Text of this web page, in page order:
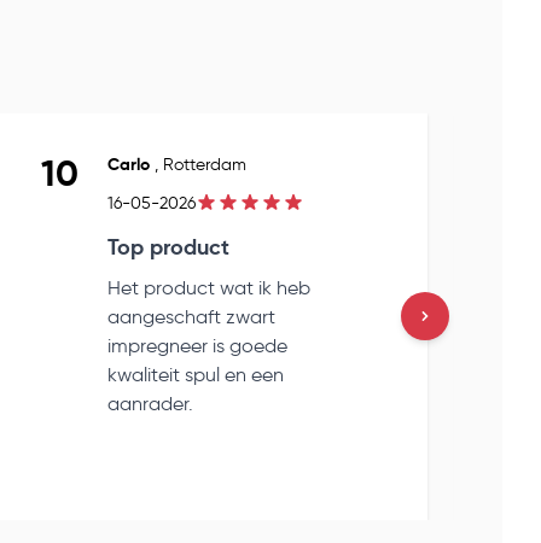
10 Carlo , Rotterdam
16-05-2026
Top product
Het product wat ik heb
aangeschaft zwart
impregneer is goede
kwaliteit spul en een
aanrader.